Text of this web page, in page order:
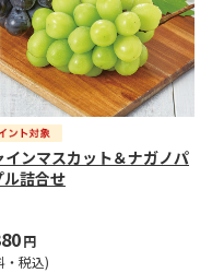
インマスカット＆ナガノパ
ル詰合せ
円
・税込)